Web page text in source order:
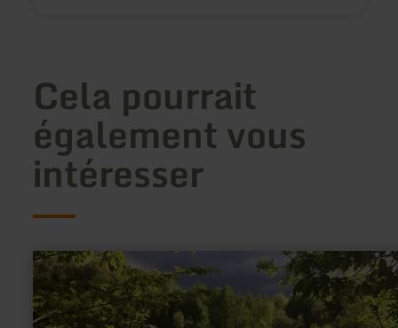
Cela pourrait
également vous
intéresser
en
savoir
plus
sur
: